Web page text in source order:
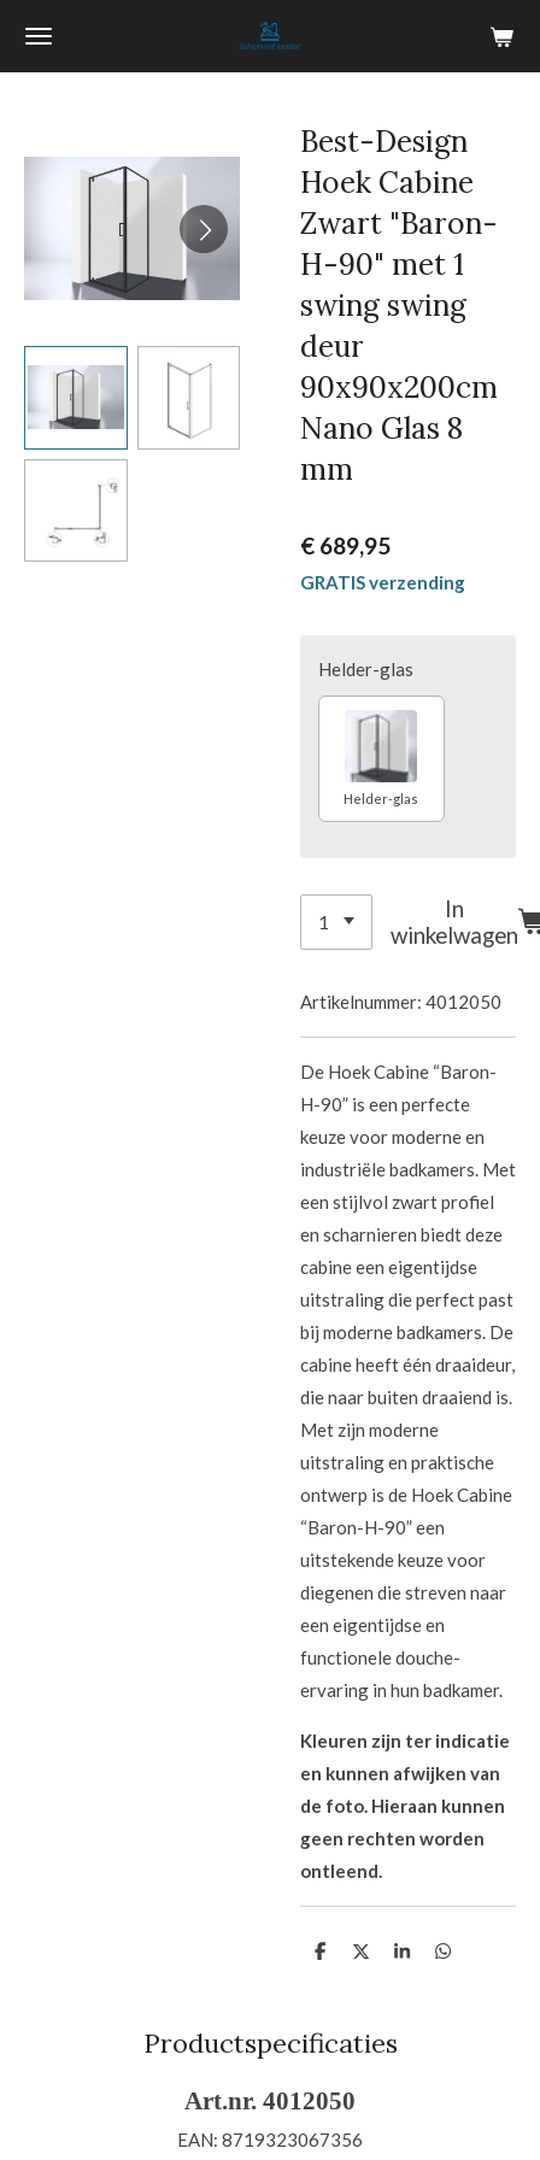
Ga
hoofdinhoud
Best-Design
Hoek Cabine
Zwart "Baron-
H-90" met 1
swing swing
deur
90x90x200cm
Nano Glas 8
mm
€ 689,95
GRATIS verzending
Helder-glas
Helder-glas
In
winkelwagen
Artikelnummer: 4012050
De Hoek Cabine “Baron-
H-90” is een perfecte
keuze voor moderne en
industriële badkamers. Met
een stijlvol zwart profiel
en scharnieren biedt deze
cabine een eigentijdse
uitstraling die perfect past
bij moderne badkamers. De
cabine heeft één draaideur,
die naar buiten draaiend is.
Met zijn moderne
uitstraling en praktische
ontwerp is de Hoek Cabine
“Baron-H-90” een
uitstekende keuze voor
diegenen die streven naar
een eigentijdse en
functionele douche-
ervaring in hun badkamer.
Kleuren zijn ter indicatie
en kunnen afwijken van
de foto. Hieraan kunnen
geen rechten worden
ontleend.
D
n
D
S
D
Productspecificaties
Art.nr. 4012050
EAN: 8719323067356